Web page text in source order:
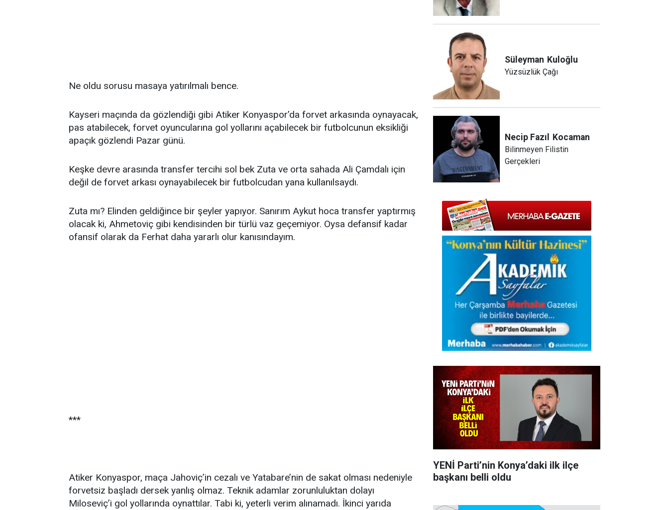
Ne oldu sorusu masaya yatırılmalı bence.
Kayseri maçında da gözlendiği gibi Atiker Konyaspor’da forvet arkasında oynayacak,
pas atabilecek, forvet oyuncularına gol yollarını açabilecek bir futbolcunun eksikliği
apaçık gözlendi Pazar günü.
Keşke devre arasında transfer tercihi sol bek Zuta ve orta sahada Ali Çamdalı için
değil de forvet arkası oynayabilecek bir futbolcudan yana kullanılsaydı.
Zuta mı? Elinden geldiğince bir şeyler yapıyor. Sanırım Aykut hoca transfer yaptırmış
olacak ki, Ahmetoviç gibi kendisinden bir türlü vaz geçemiyor. Oysa defansif kadar
ofansif olarak da Ferhat daha yararlı olur kanısındayım.
***
Atiker Konyaspor, maça Jahoviç’in cezalı ve Yatabare’nin de sakat olması nedeniyle
forvetsiz başladı dersek yanlış olmaz. Teknik adamlar zorunluluktan dolayı
Miloseviç’i gol yollarında oynattılar. Tabi ki, yeterli verim alınamadı. İkinci yarıda
Süleyman Kuloğlu
Yüzsüzlük Çağı
Necip Fazıl Kocaman
Bilinmeyen Filistin
Gerçekleri
YENİ Parti’nin Konya’daki ilk ilçe
başkanı belli oldu